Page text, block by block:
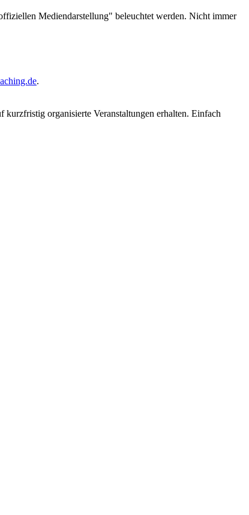
Mediendarstellung" beleuchtet werden. Nicht immer
.
organisierte Veranstaltungen erhalten. Einfach